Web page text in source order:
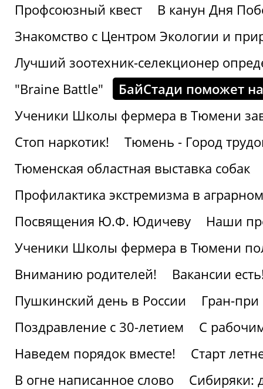
Профсоюзный квест
В канун Дня
Знакомство с Центром Экологии и
Лучший зоотехник-селекционер
"Braine Battle"
БайСтади поможет
Ученики Школы фермера в Тюмени
Стоп наркотик!
Тюмень - Город
Тюменская областная выставка собак
Профилактика экстремизма в аграрном
Посвящения Ю.Ф. Юдичеву
Наши
Ученики Школы фермера в Тюмени
Вниманию родителей!
Вакансии
Пушкинский день в России
Гран-
Поздравление с 30-летием
С
Наведем порядок вместе!
Старт
В огне написанное слово
Сибиряки: